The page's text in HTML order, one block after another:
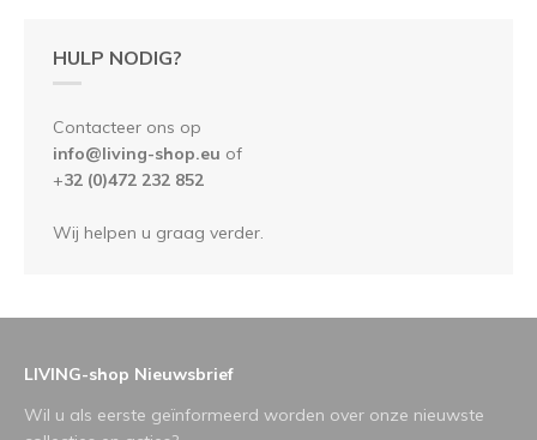
HULP NODIG?
Contacteer ons op
info@living-shop.eu of
+32 (0)472 232 852
Wij helpen u graag verder.
LIVING-shop Nieuwsbrief
Wil u als eerste geïnformeerd worden over onze nieuwste